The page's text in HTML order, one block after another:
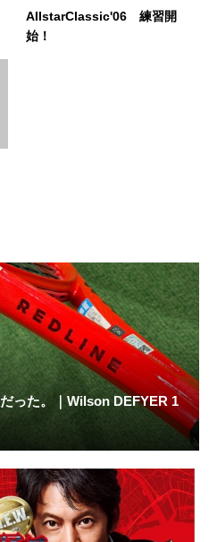
AIIstarClassic'06 練習開
始！
った。｜Wilson DEFYER 1